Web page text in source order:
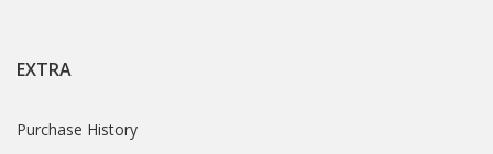
EXTRA
Purchase History